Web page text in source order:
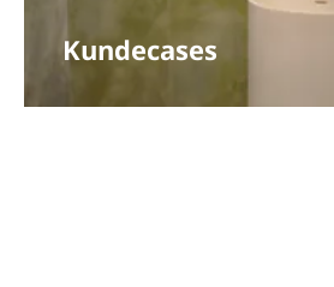
Kundecases